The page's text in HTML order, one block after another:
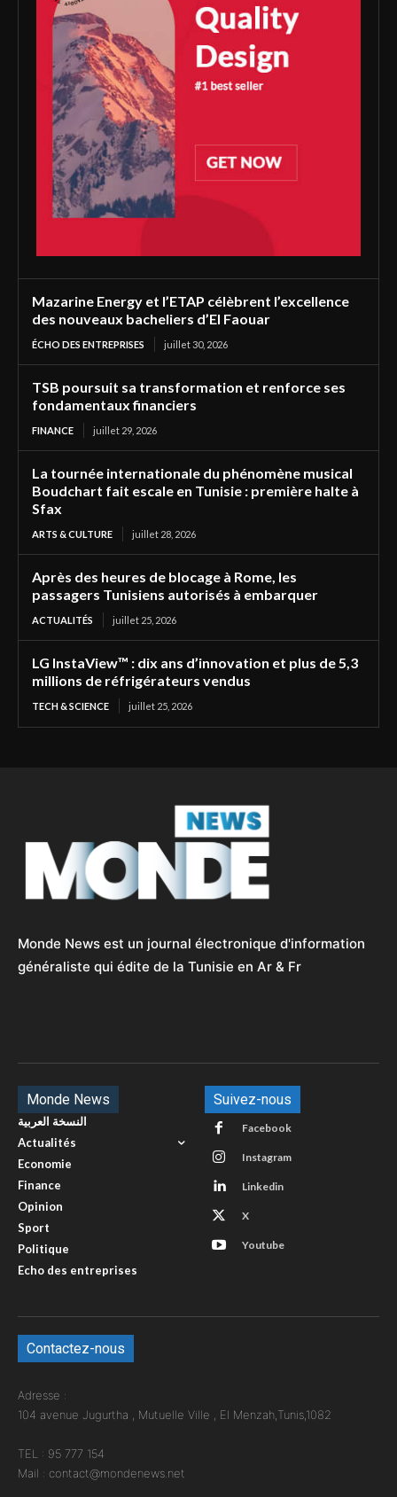
Mazarine Energy et l’ETAP célèbrent l’excellence
des nouveaux bacheliers d’El Faouar
ÉCHO DES ENTREPRISES juillet 30, 2026
TSB poursuit sa transformation et renforce ses
fondamentaux financiers
FINANCE juillet 29, 2026
La tournée internationale du phénomène musical
Boudchart fait escale en Tunisie : première halte à
Sfax
ARTS & CULTURE juillet 28, 2026
Après des heures de blocage à Rome, les
passagers Tunisiens autorisés à embarquer
ACTUALITÉS juillet 25, 2026
LG InstaView™ : dix ans d’innovation et plus de 5,3
millions de réfrigérateurs vendus
TECH & SCIENCE juillet 25, 2026
Monde News est un journal électronique d'information
généraliste qui édite de la Tunisie en Ar & Fr
Monde News
النسخة العربية
Actualités
Economie
Finance
Opinion
Sport
Politique
Echo des entreprises
Suivez-nous
Facebook
Instagram
Linkedin
X
Youtube
Contactez-nous
Adresse :
104 avenue Jugurtha , Mutuelle Ville , El Menzah,Tunis,1082
TEL : 95 777 154
Mail : contact@mondenews.net